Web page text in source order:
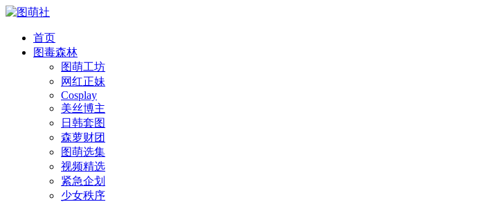
首页
图毒森林
图萌工坊
网红正妹
Cosplay
美丝博主
日韩套图
森萝财团
图萌选集
视频精选
紧急企划
少女秩序